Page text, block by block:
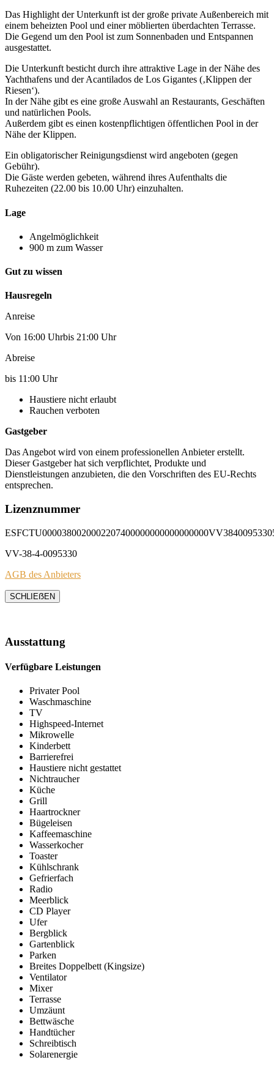
Das Highlight der Unterkunft ist der große private Außenbereich mit
einem beheizten Pool und einer möblierten überdachten Terrasse.
Die Gegend um den Pool ist zum Sonnenbaden und Entspannen
ausgestattet.
Die Unterkunft besticht durch ihre attraktive Lage in der Nähe des
Yachthafens und der Acantilados de Los Gigantes (‚Klippen der
Riesen‘).
In der Nähe gibt es eine große Auswahl an Restaurants, Geschäften
und natürlichen Pools.
Außerdem gibt es einen kostenpflichtigen öffentlichen Pool in der
Nähe der Klippen.
Ein obligatorischer Reinigungsdienst wird angeboten (gegen
Gebühr).
Die Gäste werden gebeten, während ihres Aufenthalts die
Ruhezeiten (22.00 bis 10.00 Uhr) einzuhalten.
Lage
Angelmöglichkeit
900 m zum Wasser
Gut zu wissen
Hausregeln
Anreise
Von 16:00 Uhrbis 21:00 Uhr
Abreise
bis 11:00 Uhr
Haustiere nicht erlaubt
Rauchen verboten
Gastgeber
Das Angebot wird von einem professionellen Anbieter erstellt.
Dieser Gastgeber hat sich verpflichtet, Produkte und
Dienstleistungen anzubieten, die den Vorschriften des EU-Rechts
entsprechen.
Lizenznummer
VV-38-4-0095330
AGB des Anbieters
SCHLIEẞEN
Ausstattung
Verfügbare Leistungen
Privater Pool
Waschmaschine
TV
Highspeed-Internet
Mikrowelle
Kinderbett
Barrierefrei
Haustiere nicht gestattet
Nichtraucher
Küche
Grill
Haartrockner
Bügeleisen
Kaffeemaschine
Wasserkocher
Toaster
Kühlschrank
Gefrierfach
Radio
Meerblick
CD Player
Ufer
Bergblick
Gartenblick
Parken
Breites Doppelbett (Kingsize)
Ventilator
Mixer
Terrasse
Umzäunt
Bettwäsche
Handtücher
Schreibtisch
Solarenergie